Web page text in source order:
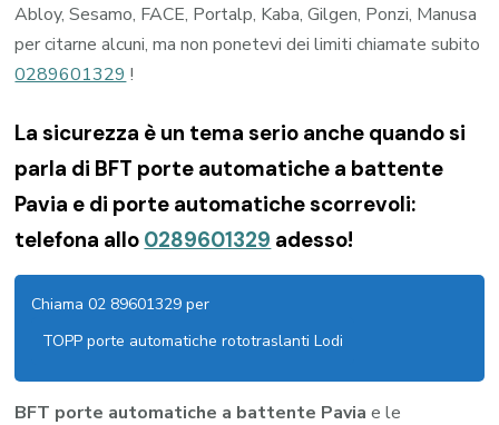
Abloy, Sesamo, FACE, Portalp, Kaba, Gilgen, Ponzi, Manusa
per citarne alcuni, ma non ponetevi dei limiti chiamate subito
0289601329 !
La sicurezza è un tema serio anche quando si
parla di BFT porte automatiche a battente
Pavia e di porte automatiche scorrevoli:
telefona allo 0289601329 adesso!
Chiama 02 89601329 per
TOPP porte automatiche rototraslanti Lodi
BFT porte automatiche a battente Paviae le